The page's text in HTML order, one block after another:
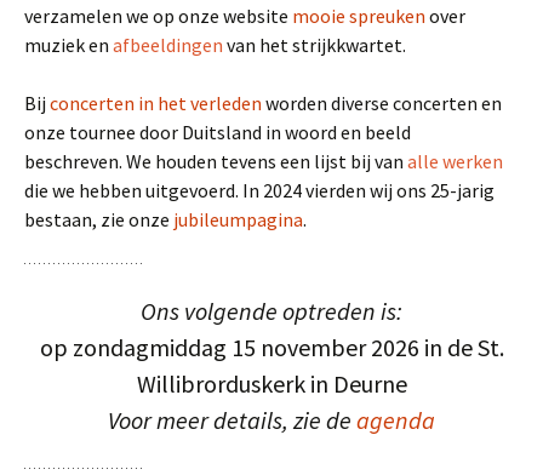
verzamelen we op onze website mooie spreuken over
muziek en afbeeldingen van het strijkkwartet.
Bij concerten in het verleden worden diverse concerten en
onze tournee door Duitsland in woord en beeld
beschreven. We houden tevens een lijst bij van alle werken
die we hebben uitgevoerd. In 2024 vierden wij ons 25-jarig
bestaan, zie onze jubileumpagina.
Ons volgende optreden is:
op zondagmiddag 15 november 2026 in de St.
Willibrorduskerk in Deurne
Voor meer details, zie de agenda